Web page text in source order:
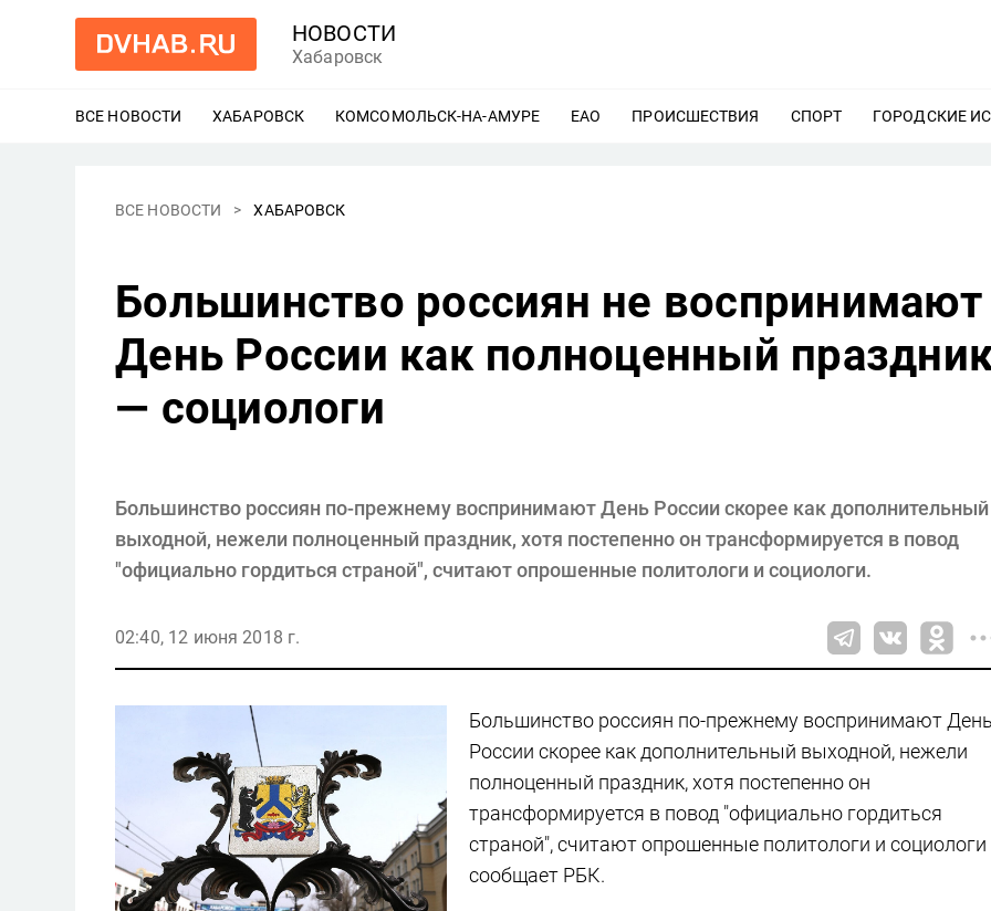
НОВОСТИ
Хабаровск
ВСЕ НОВОСТИ ХАБАРОВСК ЕЩЕ
КОМСОМОЛЬСК-НА-АМУРЕ ЕЩЕ
ЕАО ЕЩЕ
ПРОИСШЕСТВИЯ ЕЩЕ
СПОРТ ЕЩЕ
ГОРОДСКИЕ
ВСЕ НОВОСТИ ХАБАРОВСК
Большинство россиян не воспринимают
День России как полноценный
— социологи
Большинство россиян по-прежнему воспринимают День России скорее как дополнительный
выходной, нежели полноценный праздник, хотя постепенно он трансформируется в повод
"официально гордиться страной", считают опрошенные политологи и социологи.
02:40, 12 июня 2018 г.
Большинство россиян по-прежнему воспринимают
России скорее как дополнительный выходной, нежели
полноценный праздник, хотя постепенно он
трансформируется в повод "официально гордиться
страной", считают опрошенные политологи и социологи
сообщает РБК.